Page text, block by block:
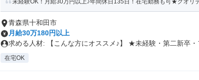
未経験OK！月給30万円以上♪年間休日135日！在宅勤務も可★クオリ
青森県十和田市
月給30万180円以上
求める人材: 【こんな方にオススメ♪】 ★未経験・第二新卒・
在宅OK